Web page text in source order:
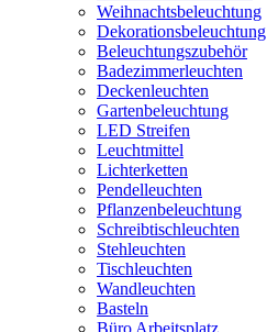
Weihnachtsbeleuchtung
Dekorationsbeleuchtung
Beleuchtungszubehör
Badezimmerleuchten
Deckenleuchten
Gartenbeleuchtung
LED Streifen
Leuchtmittel
Lichterketten
Pendelleuchten
Pflanzenbeleuchtung
Schreibtischleuchten
Stehleuchten
Tischleuchten
Wandleuchten
Basteln
Büro Arbeitsplatz